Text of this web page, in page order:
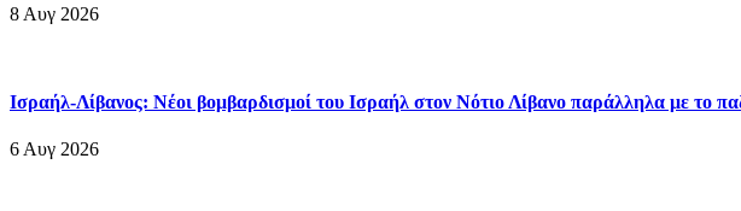
8 Αυγ 2026
Ισραήλ-Λίβανος: Νέοι βομβαρδισμοί του Ισραήλ στον Νότιο Λίβανο παράλληλα με το
6 Αυγ 2026